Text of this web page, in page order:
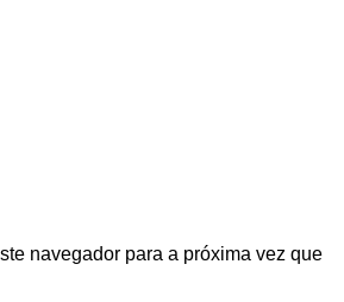
navegador para a próxima vez que